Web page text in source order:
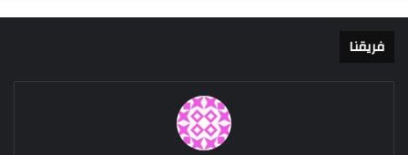
فريقنا